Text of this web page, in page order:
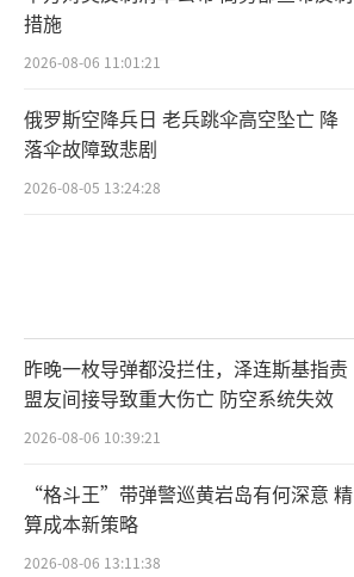
措施
2026-08-06 11:01:21
俄罗斯空降兵日 老兵跳伞高空坠亡 降
落伞故障致悲剧
2026-08-05 13:24:28
昨晚一枚导弹都没拦住，泽连斯基指责
盟友间接导致重大伤亡 防空系统失效
2026-08-06 10:39:21
“格斗王”带弹警巡黄岩岛有何深意 精
算成本新策略
2026-08-06 13:11:38